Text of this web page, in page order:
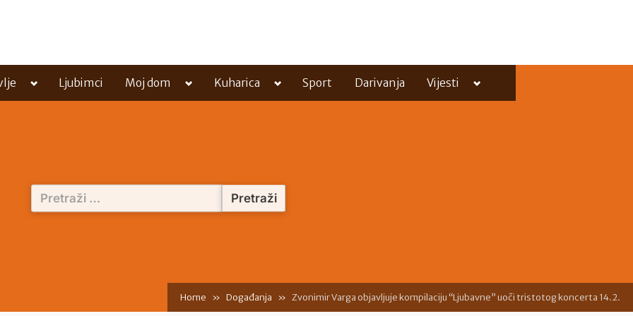
Toggle
menu
Ljubimci Moj dom
Toggle
menu
Kuharica
Toggle
menu
Sport Darivanja Vijesti
Toggle
menu
Pretraži:
Home Događanja Zvonimir Varga objavljuje kompilaciju “Ljubavne” uoči tristotog koncerta 14.2.